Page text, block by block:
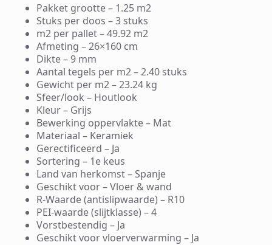
Pakket grootte – 1.25 m2
Stuks per doos – 3 stuks
m2 per pallet – 49.92 m2
Afmeting – 26×160 cm
Dikte – 9 mm
Aantal tegels per m2 – 2.40 stuks
Gewicht per m2 – 23.24 kg
Sfeer/look – Houtlook
Kleur – Grijs
Bewerking oppervlakte – Mat
Materiaal – Keramiek
Gerectificeerd – Ja
Sortering – 1e keus
Land van herkomst – Spanje
Geschikt voor – Vloer & wand
R-Waarde (antislipwaarde) – R10
PEI-waarde (slijtklasse) – 4
Vorstbestendig – Ja
Geschikt voor vloerverwarming – Ja